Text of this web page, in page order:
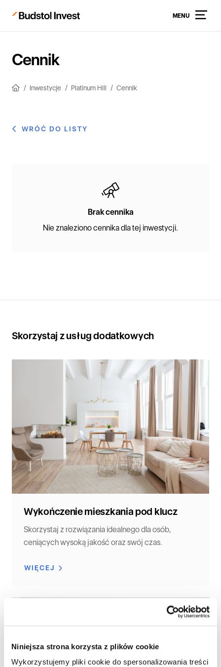
Niniejsza strona korzysta z plików cookie
Wykorzystujemy pliki cookie do spersonalizowania treści
MENU
Cennik
Inwestycje Platinum Hill Cennik
WRÓĆ DO LISTY
Brak cennika
Nie znaleziono cennika dla tej inwestycji.
Skorzystaj z usług dodatkowych
Wykończenie mieszkania pod klucz
Skorzystaj z rozwiązania idealnego dla osób,
ceniących wysoką jakość oraz swój czas.
WIĘCEJ